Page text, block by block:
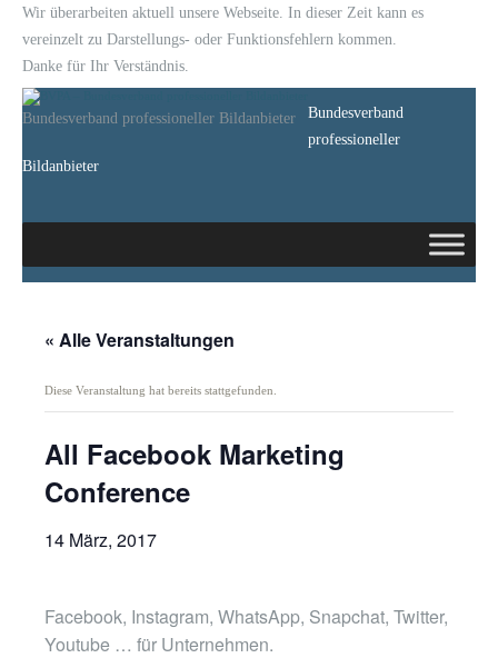
Wir überarbeiten aktuell unsere Webseite. In dieser Zeit kann es
vereinzelt zu Darstellungs- oder Funktionsfehlern kommen.
Danke für Ihr Verständnis.
Bundesverband professioneller Bildanbieter
Bundesverband
professioneller
Bildanbieter
« Alle Veranstaltungen
Diese Veranstaltung hat bereits stattgefunden.
All Facebook Marketing
Conference
14 März, 2017
Facebook, Instagram, WhatsApp, Snapchat, Twitter,
Youtube … für Unternehmen.